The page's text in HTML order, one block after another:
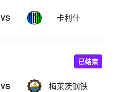
VS 卡利什
VS 梅莱茨钢铁
已结束